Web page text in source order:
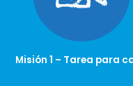
Misión 1 – Tarea para